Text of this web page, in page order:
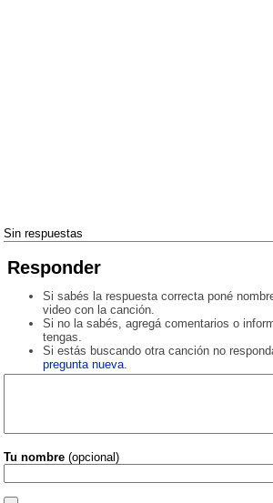
Sin respuestas
Responder
Si sabés la respuesta correcta poné
video con la canción.
Si no la sabés, agregá comentarios o
tengas.
Si estás buscando otra canción no
pregunta nueva.
Tu nombre (opcional)